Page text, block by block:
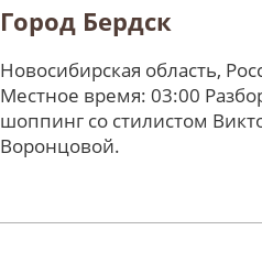
Город Бердск
Новосибирская область,
Местное время: 03:00
шоппинг со стилистом
Воронцовой.